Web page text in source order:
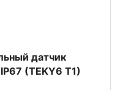
датчик
(TEKY6 T1)